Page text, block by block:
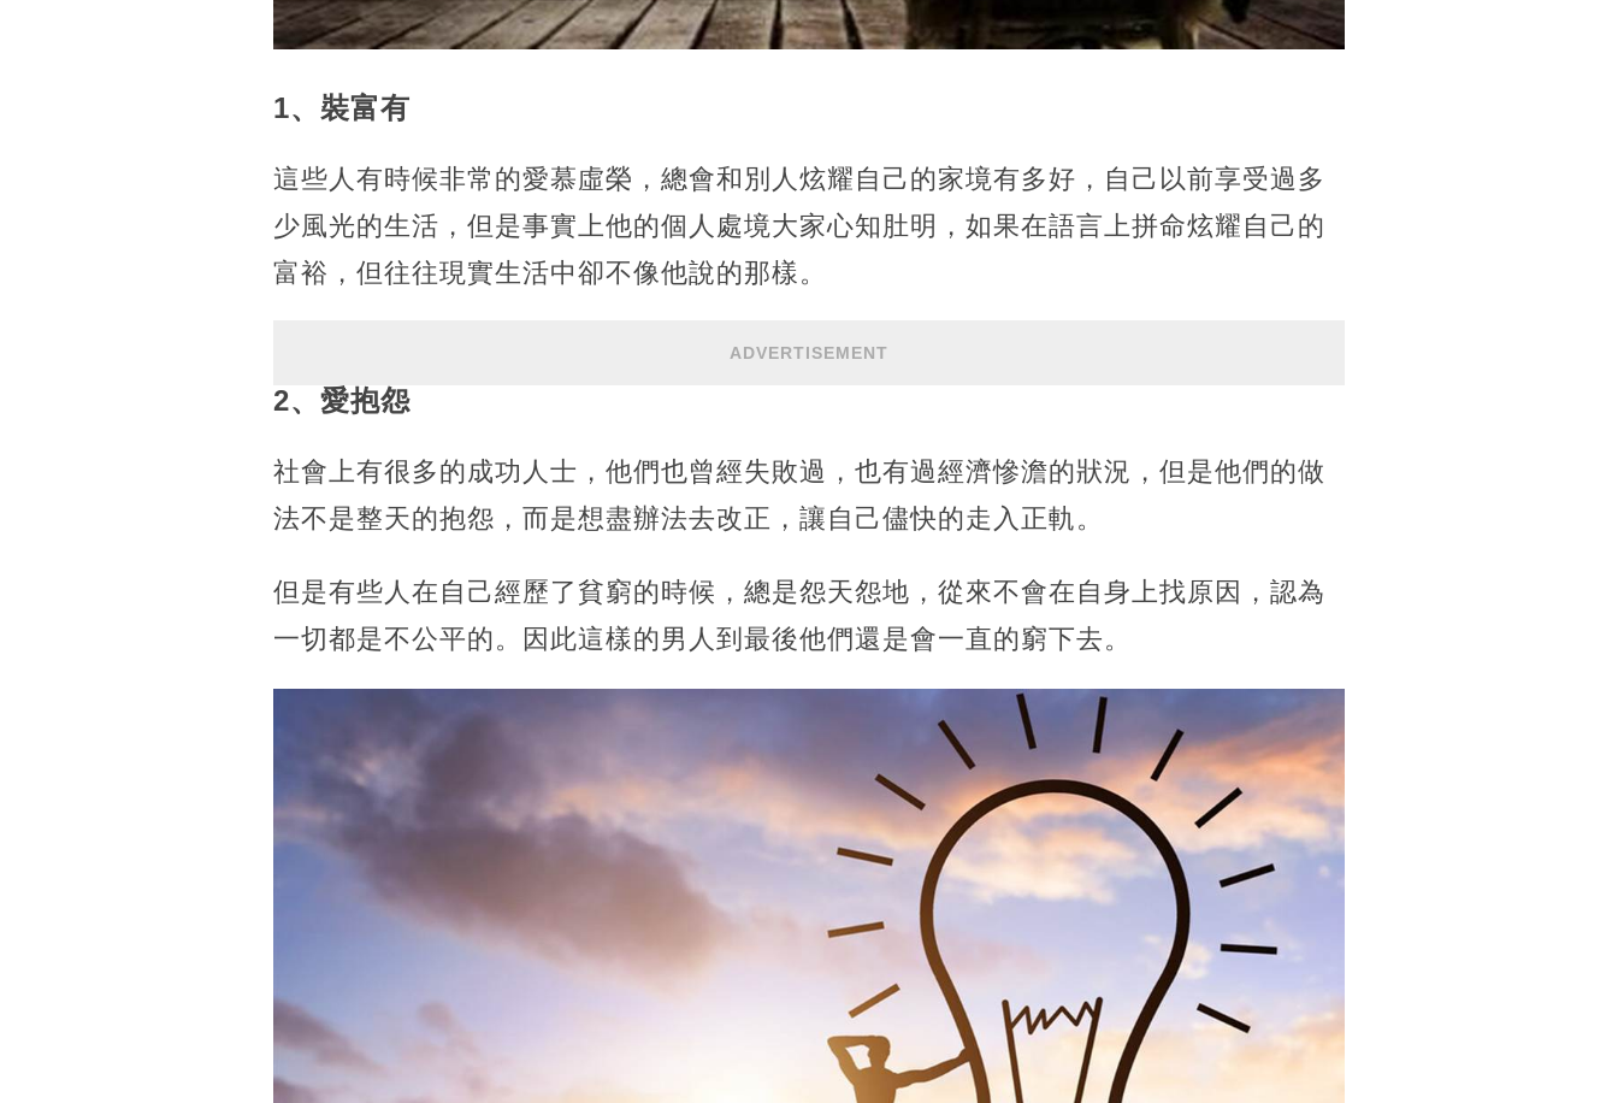
1、裝富有
這些人有時候非常的愛慕虛榮，總會和別人炫耀自己的家境有多好，自己以前享受過多
少風光的生活，但是事實上他的個人處境大家心知肚明，如果在語言上拼命炫耀自己的
富裕，但往往現實生活中卻不像他說的那樣。
ADVERTISEMENT
2、愛抱怨
社會上有很多的成功人士，他們也曾經失敗過，也有過經濟慘澹的狀況，但是他們的做
法不是整天的抱怨，而是想盡辦法去改正，讓自己儘快的走入正軌。
但是有些人在自己經歷了貧窮的時候，總是怨天怨地，從來不會在自身上找原因，認為
一切都是不公平的。因此這樣的男人到最後他們還是會一直的窮下去。